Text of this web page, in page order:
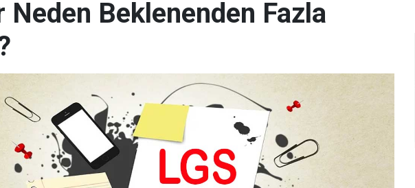
Neden Beklenenden Fazla